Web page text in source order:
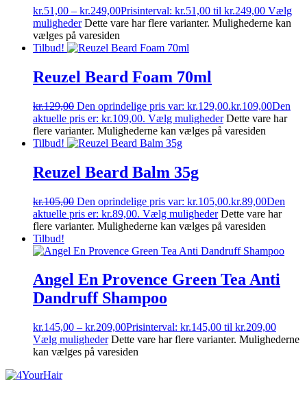
kr.51,00 – kr.249,00Prisinterval: kr.51,00 til kr.249,00 Vælg
muligheder Dette vare har flere varianter. Mulighederne kan
vælges på varesiden
Tilbud!
Reuzel Beard Foam 70ml
kr.129,00 Den oprindelige pris var: kr.129,00.kr.109,00Den
aktuelle pris er: kr.109,00. Vælg muligheder Dette vare har
flere varianter. Mulighederne kan vælges på varesiden
Tilbud!
Reuzel Beard Balm 35g
kr.105,00 Den oprindelige pris var: kr.105,00.kr.89,00Den
aktuelle pris er: kr.89,00. Vælg muligheder Dette vare har
flere varianter. Mulighederne kan vælges på varesiden
Tilbud!
Angel En Provence Green Tea Anti
Dandruff Shampoo
kr.145,00 – kr.209,00Prisinterval: kr.145,00 til kr.209,00
Vælg muligheder Dette vare har flere varianter. Mulighederne
kan vælges på varesiden